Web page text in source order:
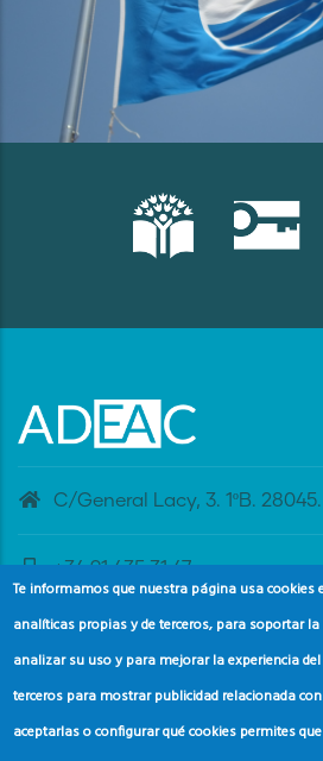
C/General Lacy, 3. 1ºB.
+34 91 435 31 47
banderaazul@adeac.es
Te informamos que nuestra página usa cookies
analíticas propias y de terceros, para soportar
analizar su uso y para mejorar la experiencia
terceros para mostrar publicidad relacionada
aceptarlas o configurar qué cookies permites